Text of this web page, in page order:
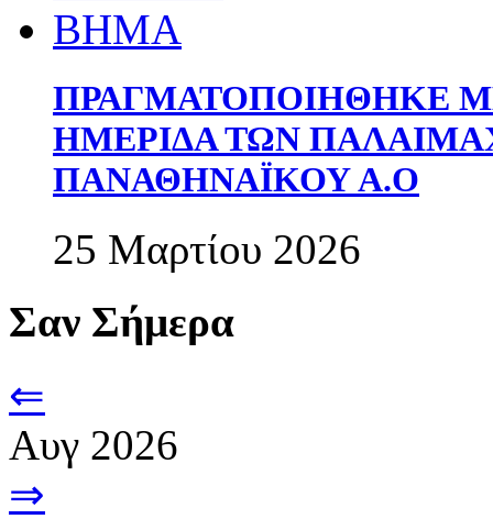
ΠΡΑΓΜΑΤΟΠΟΙΗΘΗΚΕ
ΗΜΕΡΙΔΑ ΤΩΝ
ΠΑΝΑΘΗΝΑΪΚΟΥ Α.Ο
25 Μαρτίου 2026
Σαν Σήμερα
⇐
Αυγ 2026
⇒